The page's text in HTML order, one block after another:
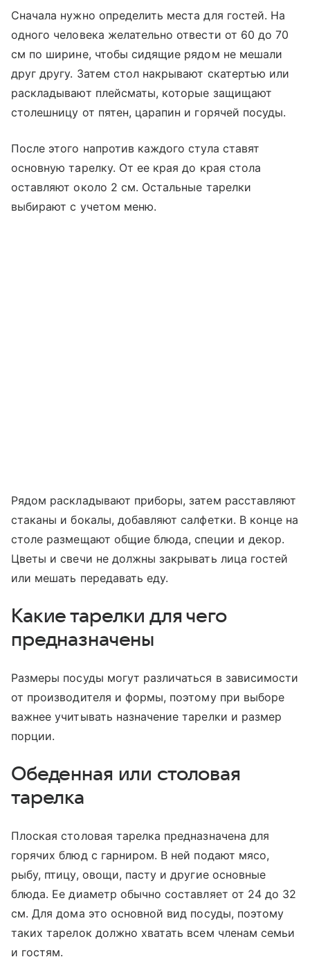
Сначала нужно определить места для гостей. На
одного человека желательно отвести от 60 до 70
см по ширине, чтобы сидящие рядом не мешали
друг другу. Затем стол накрывают скатертью или
раскладывают плейсматы, которые защищают
столешницу от пятен, царапин и горячей посуды.
После этого напротив каждого стула ставят
основную тарелку. От ее края до края стола
оставляют около 2 см. Остальные тарелки
выбирают с учетом меню.
Рядом раскладывают приборы, затем расставляют
стаканы и бокалы, добавляют салфетки. В конце на
столе размещают общие блюда, специи и декор.
Цветы и свечи не должны закрывать лица гостей
или мешать передавать еду.
Какие тарелки для чего
предназначены
Размеры посуды могут различаться в зависимости
от производителя и формы, поэтому при выборе
важнее учитывать назначение тарелки и размер
порции.
Обеденная или столовая
тарелка
Плоская столовая тарелка предназначена для
горячих блюд с гарниром. В ней подают мясо,
рыбу, птицу, овощи, пасту и другие основные
блюда. Ее диаметр обычно составляет от 24 до 32
см. Для дома это основной вид посуды, поэтому
таких тарелок должно хватать всем членам семьи
и гостям.